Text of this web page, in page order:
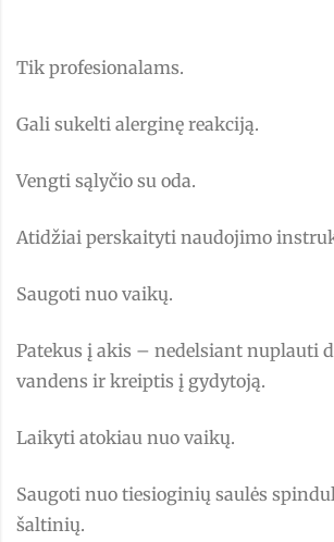
Tik profesionalams.
Gali sukelti alerginę reakciją.
Vengti sąlyčio su oda.
Atidžiai perskaityti naudojimo
Saugoti nuo vaikų.
Patekus į akis – nedelsiant nuplauti
vandens ir kreiptis į gydytoją.
Laikyti atokiau nuo vaikų.
Saugoti nuo tiesioginių saulės
šaltinių.